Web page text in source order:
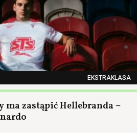
EKSTRAKLASA
zastąpić Hellebranda –